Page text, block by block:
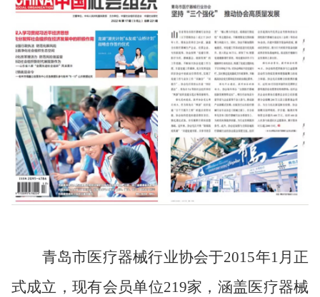
青岛市医疗器械行业协会于2015年1月正
式成立，现有会员单位219家，涵盖医疗器械